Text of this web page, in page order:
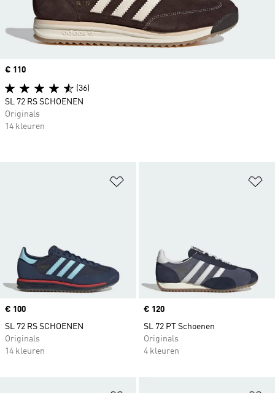
Price
€ 100
SL 72 RS SCHOENEN
Originals
14 kleuren
Price
€ 120
SL 72 PT Schoenen
Originals
4 kleuren
Price
€ 110
(36)
SL 72 RS SCHOENEN
Originals
14 kleuren